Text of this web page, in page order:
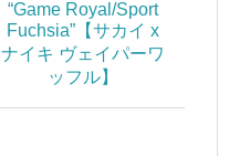
“Game Royal/Sport
Fuchsia”【サカイ x
ナイキ ヴェイパーワ
ッフル】